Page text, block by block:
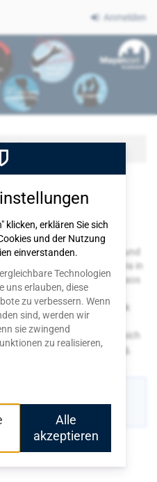
Anmelden
Viola strandet in Illyrien und
verliebt sich die Gräfin Olivia in
liebt – und das Gefühlschaos
funkelnde
Witz, Melancholie und Musik
vom Sein. Zwischen
und Humor entfaltet sich
Macht des Gefühls – schräg,
klicken, erklären Sie sich
und der Nutzung
einverstanden.
Technologien
uns erlauben, diese
zu verbessern. Wenn
sind, werden wir
sie zwingend
zu realisieren,
Alle
akzeptieren